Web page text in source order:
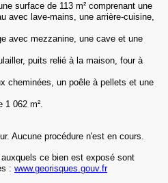
surface de 113 m² comprenant une
avec lave-mains, une arrière-cuisine,
avec mezzanine, une cave et une
puits relié à la maison, four à
cheminées, un poêle à pellets et une
1 062 m².
. Aucune procédure n'est en cours.
ce bien est exposé sont
: www.georisques.gouv.fr